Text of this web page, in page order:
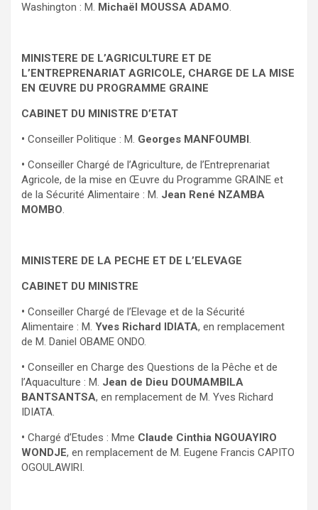
Washington : M. Michaël MOUSSA ADAMO.
MINISTERE DE L’AGRICULTURE ET DE
L’ENTREPRENARIAT AGRICOLE, CHARGE DE LA MISE
EN ŒUVRE DU PROGRAMME GRAINE
CABINET DU MINISTRE D’ETAT
• Conseiller Politique : M. Georges MANFOUMBI.
• Conseiller Chargé de l’Agriculture, de l’Entreprenariat
Agricole, de la mise en Œuvre du Programme GRAINE et
de la Sécurité Alimentaire : M. Jean René NZAMBA
MOMBO.
MINISTERE DE LA PECHE ET DE L’ELEVAGE
CABINET DU MINISTRE
• Conseiller Chargé de l’Elevage et de la Sécurité
Alimentaire : M. Yves Richard IDIATA, en remplacement
de M. Daniel OBAME ONDO.
• Conseiller en Charge des Questions de la Pêche et de
l’Aquaculture : M. Jean de Dieu DOUMAMBILA
BANTSANTSA, en remplacement de M. Yves Richard
IDIATA.
• Chargé d’Etudes : Mme Claude Cinthia NGOUAYIRO
WONDJE, en remplacement de M. Eugene Francis CAPITO
OGOULAWIRI.